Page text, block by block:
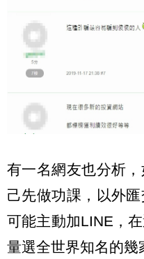
有一名網友也分析
己先做功課，以外
可能主動加LINE，
量選全世界知名的幾